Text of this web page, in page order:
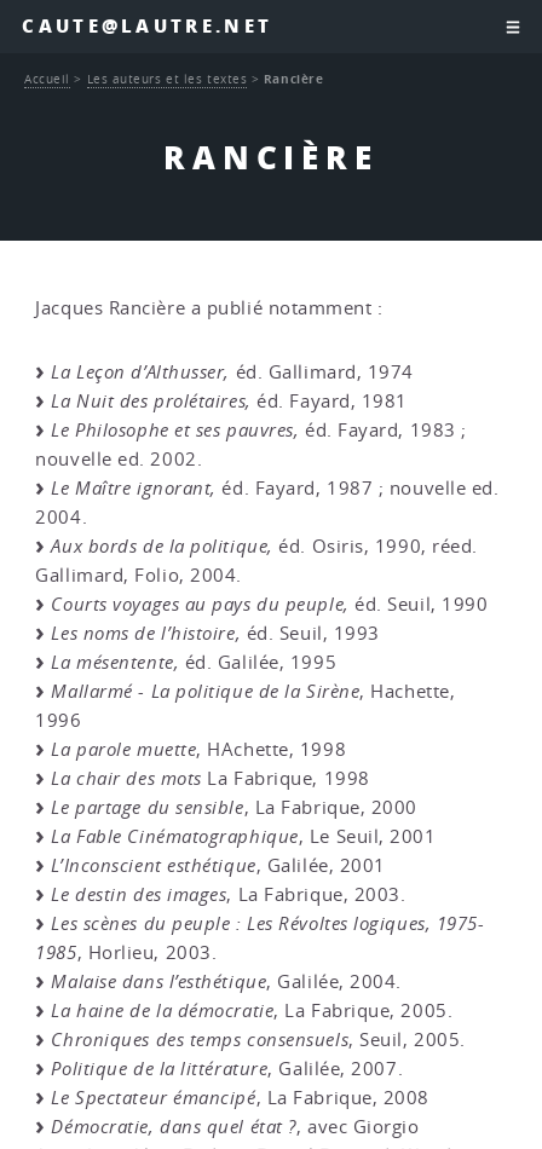
CAUTE@LAUTRE.NET
RANCIÈRE
Accueil > Les auteurs et les textes > Rancière
Jacques Rancière a publié notamment :
La Leçon d’Althusser, éd. Gallimard, 1974
La Nuit des prolétaires, éd. Fayard, 1981
Le Philosophe et ses pauvres, éd. Fayard, 1983 ;
nouvelle ed. 2002.
Le Maître ignorant, éd. Fayard, 1987 ; nouvelle ed.
2004.
Aux bords de la politique, éd. Osiris, 1990, réed.
Gallimard, Folio, 2004.
Courts voyages au pays du peuple, éd. Seuil, 1990
Les noms de l’histoire, éd. Seuil, 1993
La mésentente, éd. Galilée, 1995
Mallarmé - La politique de la Sirène, Hachette,
1996
La parole muette, HAchette, 1998
La chair des mots La Fabrique, 1998
Le partage du sensible, La Fabrique, 2000
La Fable Cinématographique, Le Seuil, 2001
L’Inconscient esthétique, Galilée, 2001
Le destin des images, La Fabrique, 2003.
Les scènes du peuple : Les Révoltes logiques, 1975-
1985, Horlieu, 2003.
Malaise dans l’esthétique, Galilée, 2004.
La haine de la démocratie, La Fabrique, 2005.
Chroniques des temps consensuels, Seuil, 2005.
Politique de la littérature, Galilée, 2007.
Le Spectateur émancipé, La Fabrique, 2008
Démocratie, dans quel état ?, avec Giorgio